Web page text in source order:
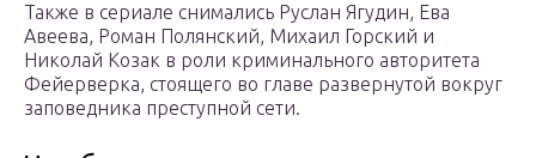
Также в сериале снимались Руслан Ягудин, Ева
Авеева, Роман Полянский, Михаил Горский и
Николай Козак в роли криминального авторитета
Фейерверка, стоящего во главе развернутой вокруг
заповедника преступной сети.